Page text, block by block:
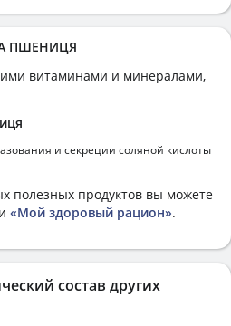
ПШЕНИЦЯ
витаминами и минералами,
и секреции соляной кислоты
полезных продуктов вы можете
«Мой здоровый рацион».
состав других